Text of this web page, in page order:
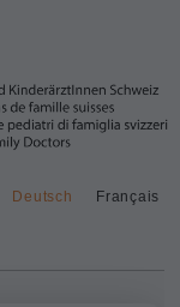
Deutsch Français